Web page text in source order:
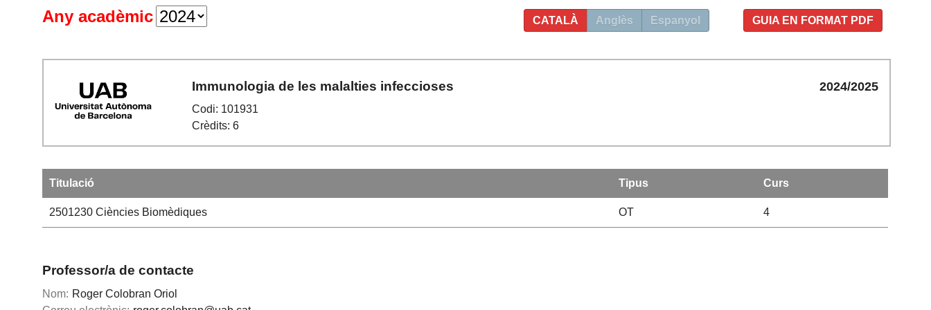
GUIA EN FORMAT PDF
CATALÀ Anglès Espanyol
Any acadèmic
Immunologia de les malalties infeccioses
Codi: 101931
Crèdits: 6
2024/2025
Titulació Tipus Curs
2501230Ciències Biomèdiques OT 4
Professor/a de contacte
Nom: Roger Colobran Oriol